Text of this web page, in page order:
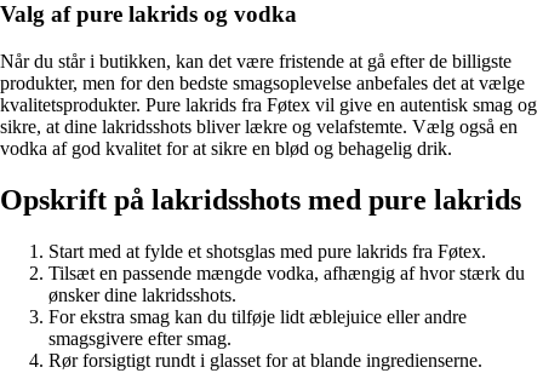
Valg af pure lakrids og vodka
Når du står i butikken, kan det være fristende at gå efter de billigste
produkter, men for den bedste smagsoplevelse anbefales det at vælge
kvalitetsprodukter. Pure lakrids fra Føtex vil give en autentisk smag og
sikre, at dine lakridsshots bliver lækre og velafstemte. Vælg også en
vodka af god kvalitet for at sikre en blød og behagelig drik.
Opskrift på lakridsshots med pure lakrids
Start med at fylde et shotsglas med pure lakrids fra Føtex.
Tilsæt en passende mængde vodka, afhængig af hvor stærk du
ønsker dine lakridsshots.
For ekstra smag kan du tilføje lidt æblejuice eller andre
smagsgivere efter smag.
Rør forsigtigt rundt i glasset for at blande ingredienserne.